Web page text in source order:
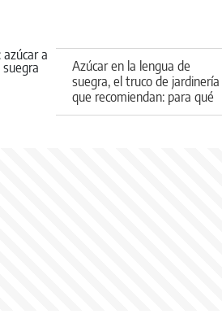
Azúcar en la lengua de
suegra, el truco de jardinería
que recomiendan: para qué
sirve